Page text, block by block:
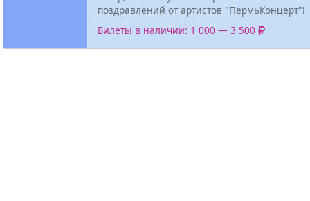
поздравлений от артистов "ПермьКонцерт"!
Билеты в наличии: 1 000 — 3 500